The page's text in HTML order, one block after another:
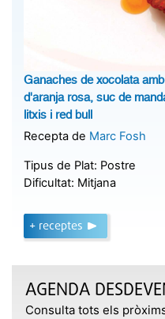
Ganaches de xocolata
d'aranja rosa, suc de
litxis i red bull
Recepta de Marc Fosh
Tipus de Plat: Postre
Dificultat: Mitjana
+ receptes
AGENDA
Consulta tots els